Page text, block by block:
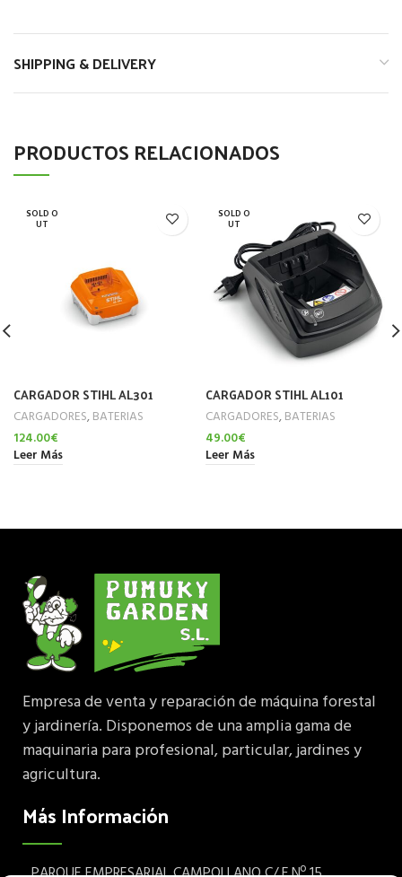
SHIPPING & DELIVERY
PRODUCTOS RELACIONADOS
SOLD O
UT
CARGADOR STIHL AL301
CARGADORES,BATERIAS
124.00€
Leer Más
SOLD O
UT
CARGADOR STIHL AL101
CARGADORES,BATERIAS
49.00€
Leer Más
Empresa de venta y reparación de máquina forestal
y jardinería. Disponemos de una amplia gama de
maquinaria para profesional, particular, jardines y
agricultura.
Más Información